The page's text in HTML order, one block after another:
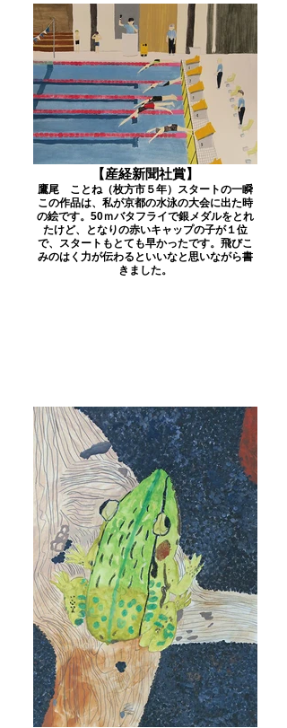
【産経新聞社賞】
鷹尾 ことね（枚方市５年）スタートの一瞬
この作品は、私が京都の水泳の大会に出た時
の絵です。50ｍバタフライで銀メダルをとれ
たけど、となりの赤いキャップの子が１位
で、スタートもとても早かったです。飛びこ
みのはく力が伝わるといいなと思いながら書
きました。